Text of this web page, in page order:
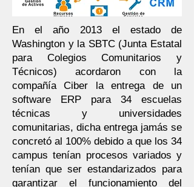
En el año 2013 el estado de
Washington y la SBTC (Junta Estatal
para Colegios Comunitarios y
Técnicos) acordaron con la
compañía Ciber la entrega de un
software ERP para 34 escuelas
técnicas y universidades
comunitarias, dicha entrega jamás se
concretó al 100% debido a que los 34
campus tenían procesos variados y
tenían que ser estandarizados para
garantizar el funcionamiento del